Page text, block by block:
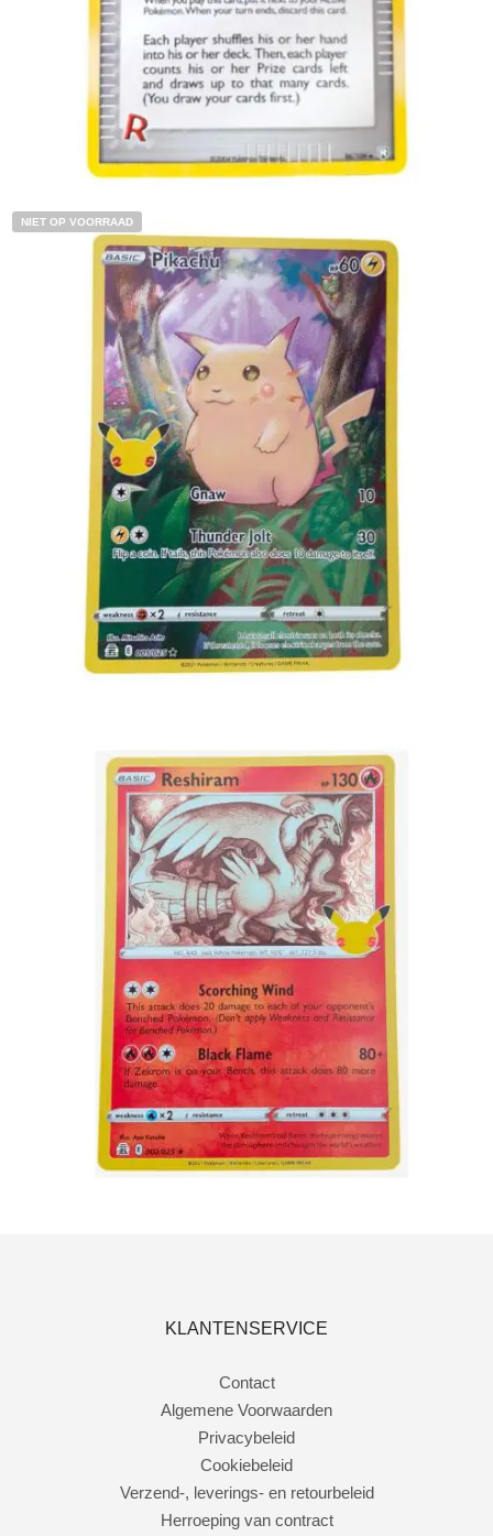
NIET OP VOORRAAD
€2.99
KLANTENSERVICE
Contact
Algemene Voorwaarden
Privacybeleid
Cookiebeleid
Verzend-, leverings- en retourbeleid
Herroeping van contract